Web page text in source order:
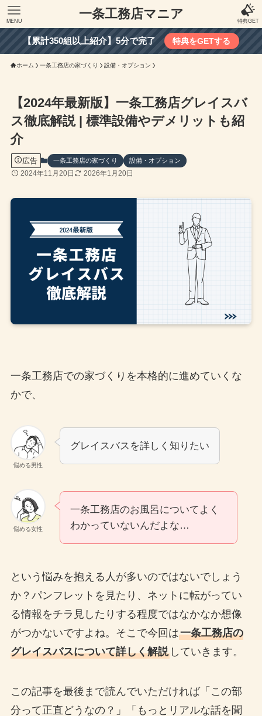
一条工務店マニア 特典GET
MENU
【累計350組以上紹介】5分で完了 特典をGETする
ホーム 一条工務店の家づくり 設備・オプション
【2024年最新版】一条工務店グレイスバ
ス徹底解説 | 標準設備やデメリットも紹
介
広告 一条工務店の家づくり 設備・オプション
2024年11月20日 2026年1月20日
一条工務店での家づくりを本格的に進めていくな
かで、
悩める男性
グレイスバスを詳しく知りたい
悩める女性
一条工務店のお風呂についてよく
わかっていないんだよな…
という悩みを抱える人が多いのではないでしょう
か？パンフレットを見たり、ネットに転がってい
る情報をチラ見したりする程度ではなかなか想像
がつかないですよね。そこで今回は一条工務店の
グレイスバスについて詳しく解説していきます。
この記事を最後まで読んでいただければ「この部
分って正直どうなの？」「もっとリアルな話を聞